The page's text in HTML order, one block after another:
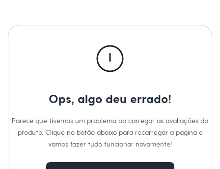
Plus size
Blusas e Camisetas
Dia dos Pais
Inverno
Novidades
Ops, algo deu errado!
Parece que tivemos um problema ao carregar as avaliações do
produto. Clique no botão abaixo para recarregar a página e
vamos fazer tudo funcionar novamente!